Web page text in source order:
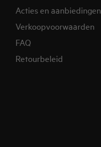
Acties en aanbiedingen
Verkoopvoorwaarden
FAQ
Retourbeleid